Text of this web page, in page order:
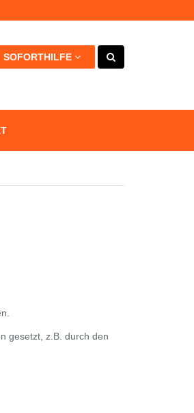
SOFORTHILFE
gesetzt, z.B. durch den